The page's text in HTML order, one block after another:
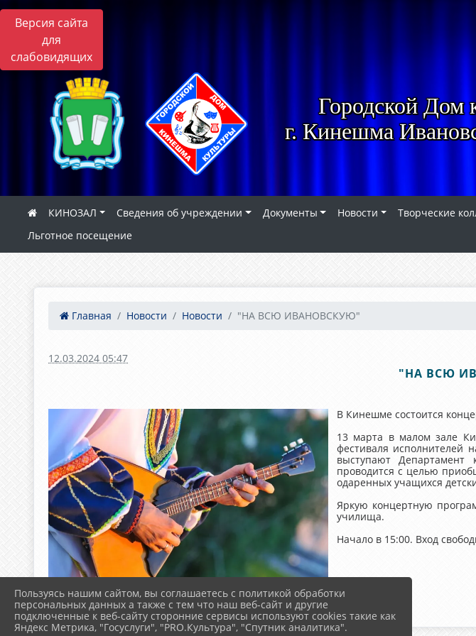
Версия сайта
для
слабовидящих
Городской Дом
г. Кинешма
КИНОЗАЛ Сведения об учреждении Документы Новости Творческие
Льготное посещение
Главная Новости Новости "НА ВСЮ ИВАНОВСКУЮ"
12.03.2024 05:47
"НА ВСЮ
В Кинешме состоится
13 марта в малом зале
фестиваля исполнителей
выступают Департамент
проводится с целью
одаренных учащихся
Яркую концертную
училища.
Начало в 15:00. Вход
Пользуясь нашим сайтом, вы соглашаетесь с политикой обработки
персональных данных а также с тем что наш веб-сайт и другие
подключенные к веб-сайту сторонние сервисы используют cookies такие как
Яндекс Метрика, "Госуслуги", "PRO.Культура", "Спутник аналитика".